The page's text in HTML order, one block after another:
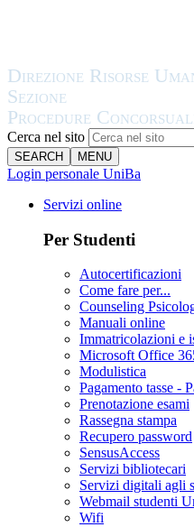
Cerca nel sito
SEARCH MENU
Login personale UniBa
Servizi online
Per Studenti
Autocertificazioni
Come fare per...
Counseling
Manuali online
Immatricolazioni e
Microsoft Office
Modulistica
Pagamento tasse -
Prenotazione esami
Rassegna stampa
Recupero password
SensusAccess
Servizi bibliotecari
Servizi digitali agli
Webmail studenti
Wifi